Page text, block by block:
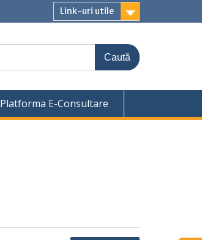
Link-uri utile
Platforma E-Consultare